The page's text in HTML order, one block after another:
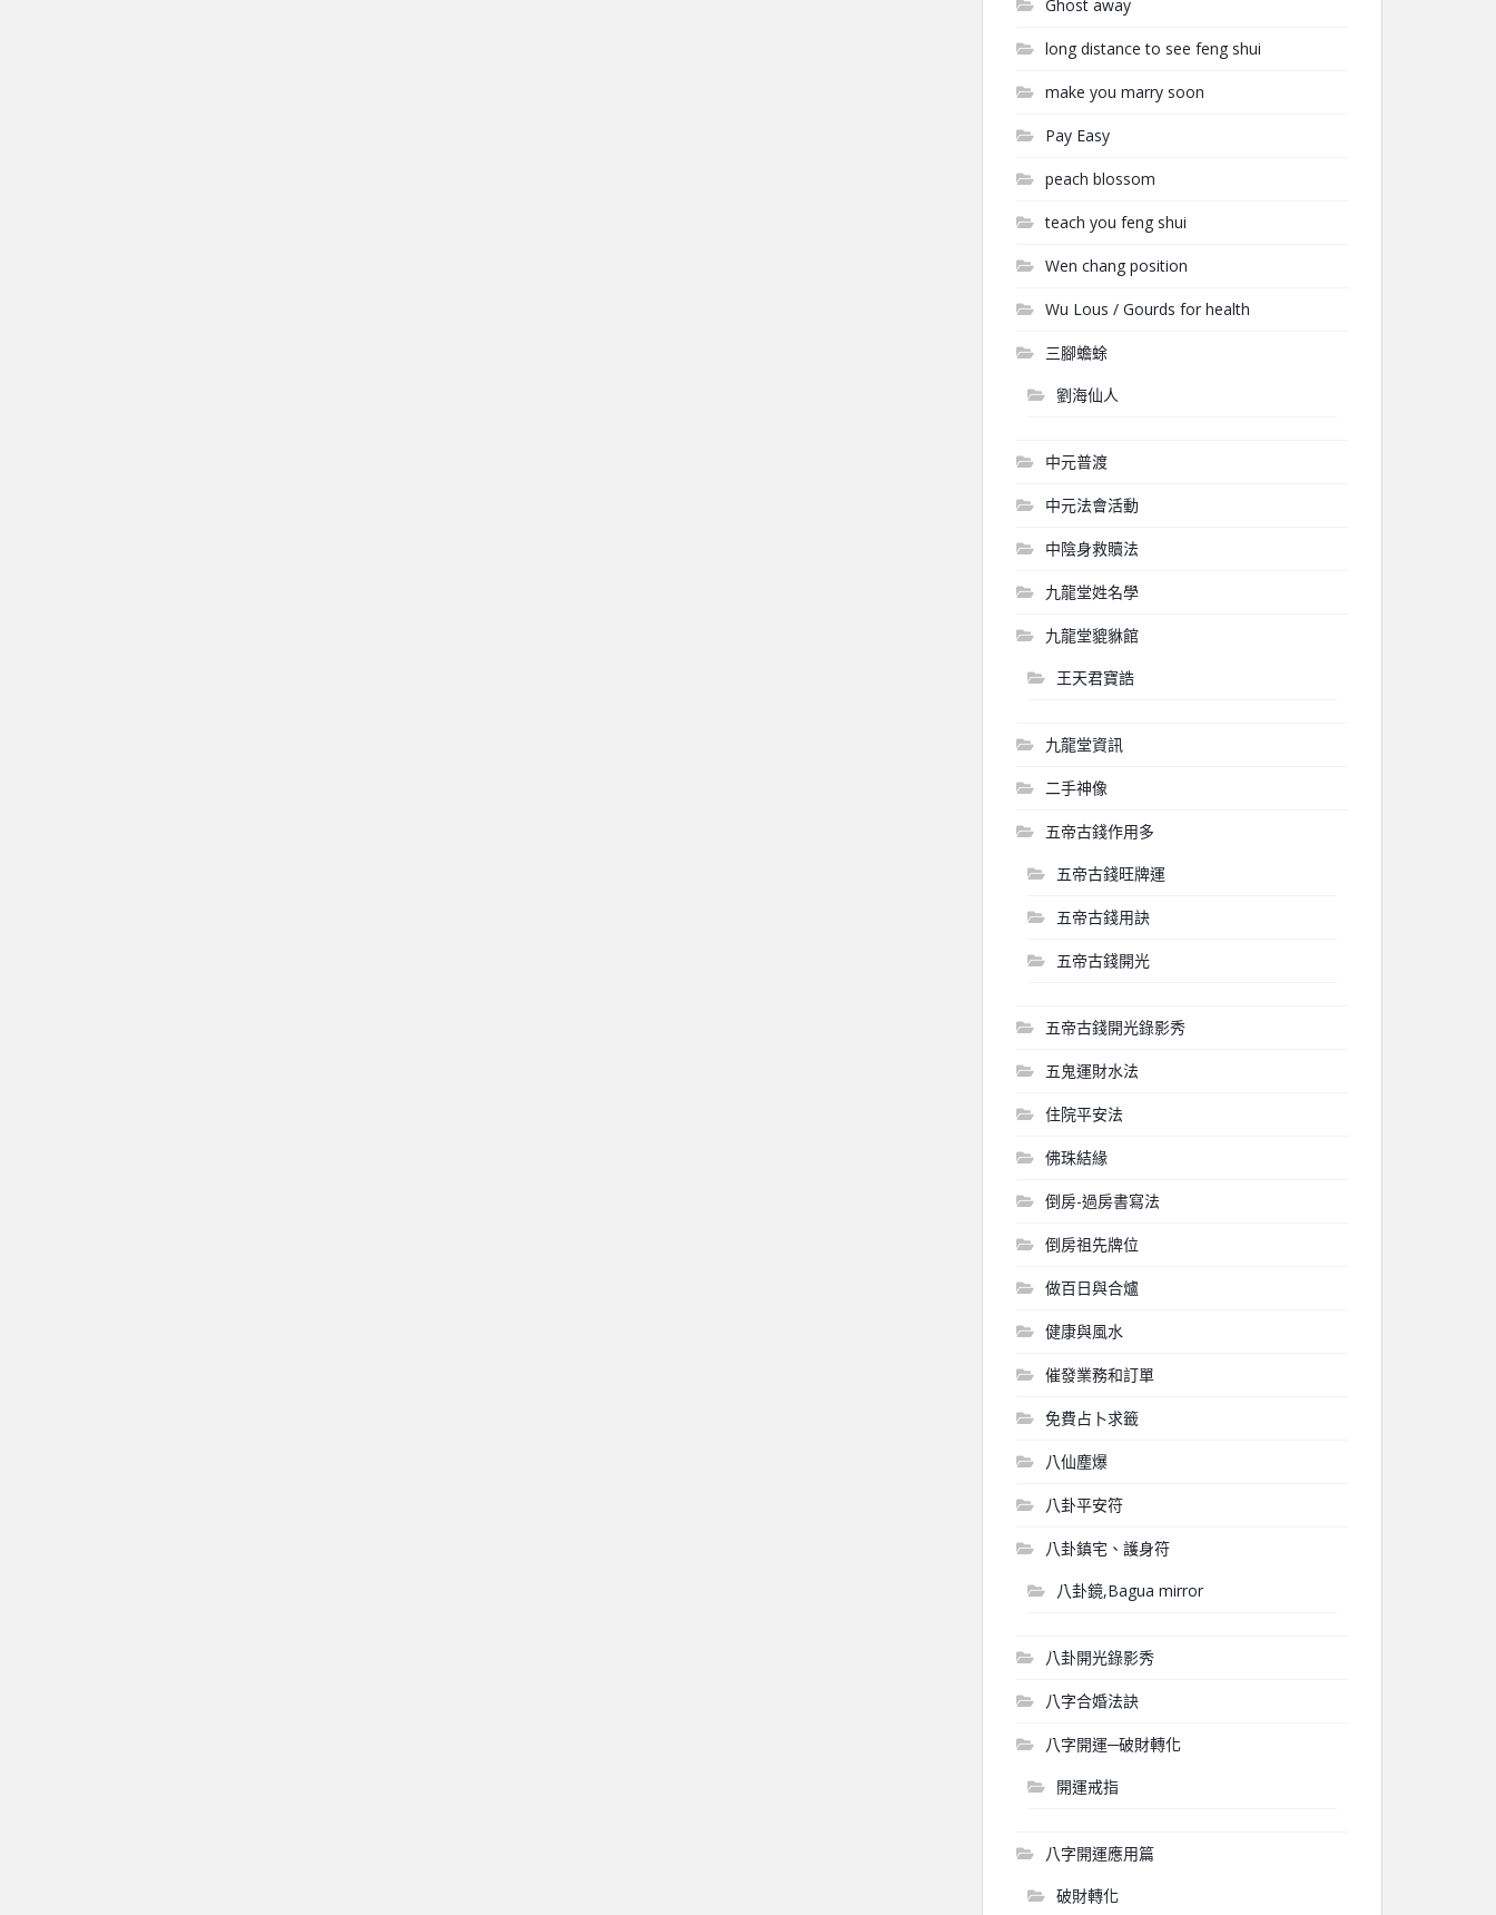
Ghost away
long distance to see feng shui
make you marry soon
Pay Easy
peach blossom
teach you feng shui
Wen chang position
Wu Lous / Gourds for health
三腳蟾蜍
劉海仙人
中元普渡
中元法會活動
中陰身救贖法
九龍堂姓名學
九龍堂貔貅館
王天君寶誥
九龍堂資訊
二手神像
五帝古錢作用多
五帝古錢旺牌運
五帝古錢用訣
五帝古錢開光
五帝古錢開光錄影秀
五鬼運財水法
住院平安法
佛珠結緣
倒房-過房書寫法
倒房祖先牌位
做百日與合爐
健康與風水
催發業務和訂單
免費占卜求籤
八仙塵爆
八卦平安符
八卦鎮宅、護身符
八卦鏡,Bagua mirror
八卦開光錄影秀
八字合婚法訣
八字開運─破財轉化
開運戒指
八字開運應用篇
破財轉化